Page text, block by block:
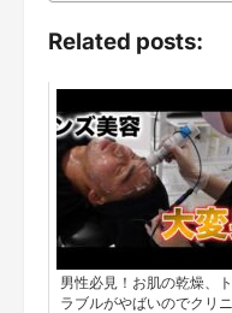
Related posts:
男性必見！お肌の乾燥、ト
ラブルがやばいのでクリニ